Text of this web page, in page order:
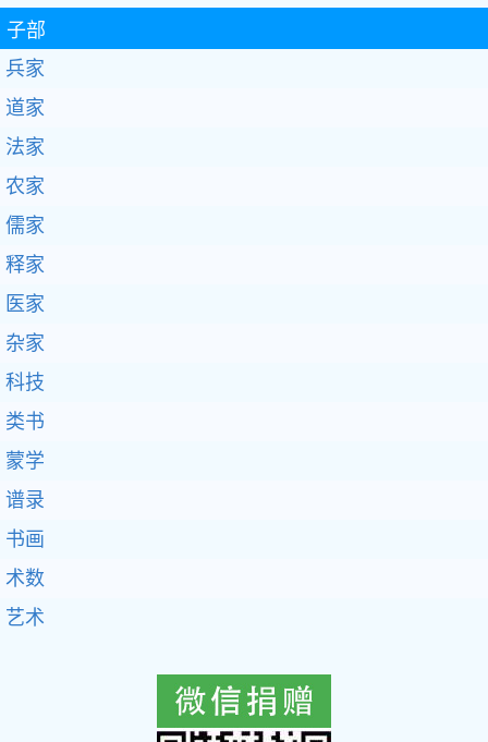
子部
兵家
道家
法家
农家
儒家
释家
医家
杂家
科技
类书
蒙学
谱录
书画
术数
艺术